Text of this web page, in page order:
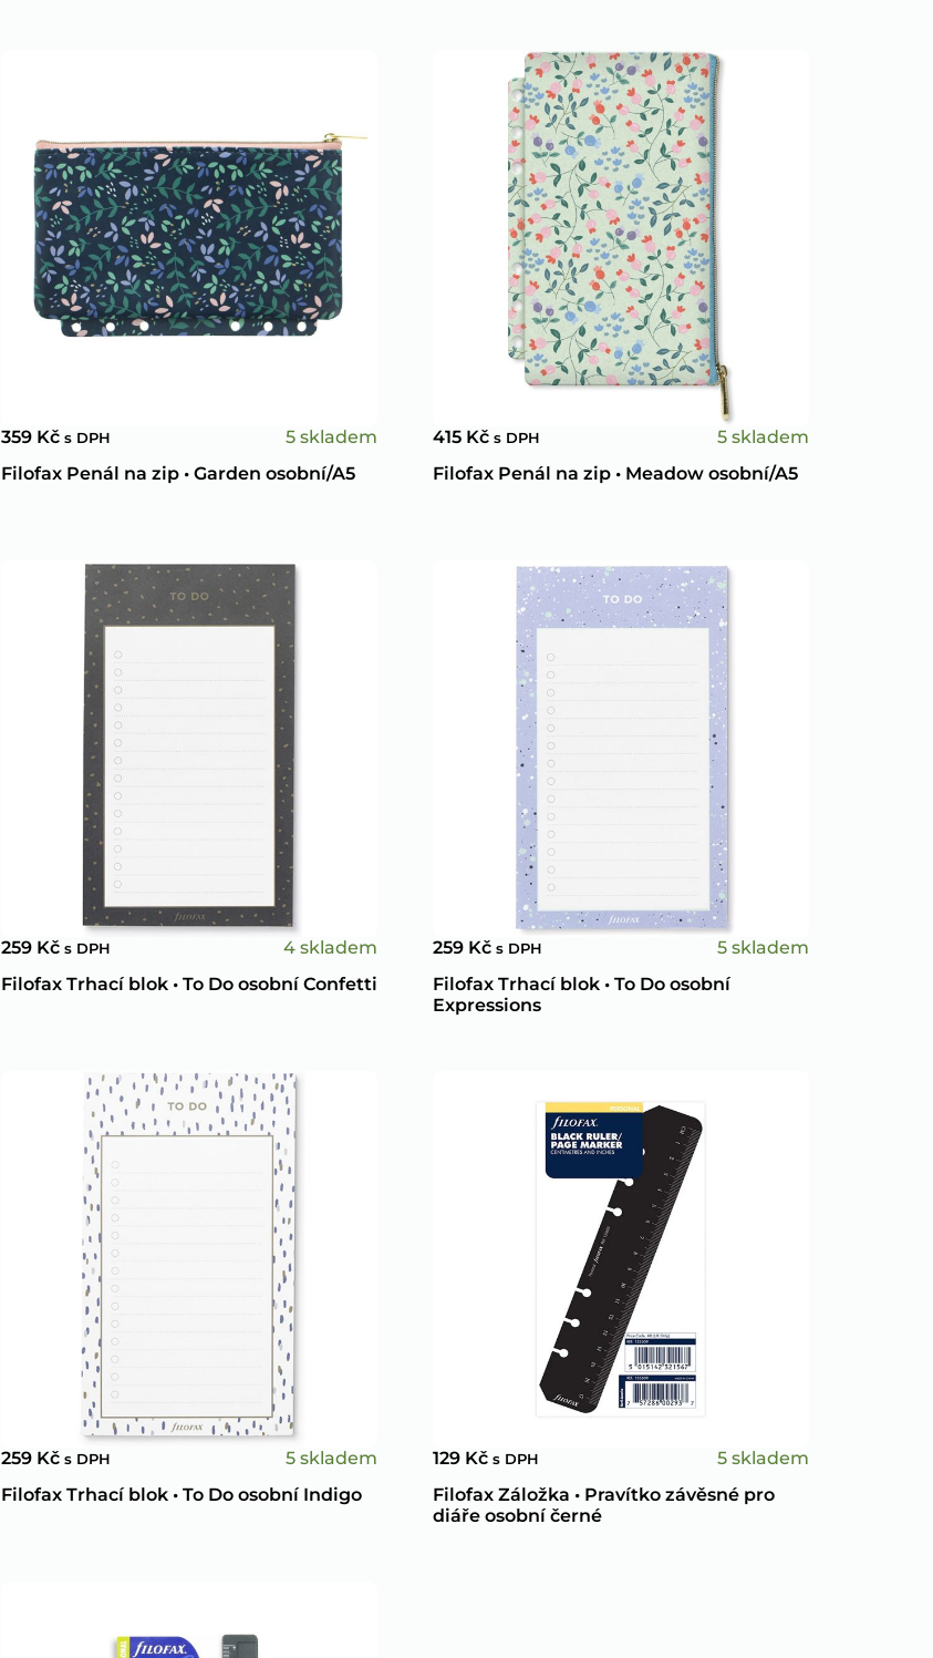
359 Kč s DPH
5 skladem
Filofax Penál na zip • Garden osobní/A5
415 Kč s DPH
5 skladem
Filofax Penál na zip • Meadow osobní/A5
259 Kč s DPH
4 skladem
Filofax Trhací blok • To Do osobní Confetti
259 Kč s DPH
5 skladem
Filofax Trhací blok • To Do osobní
Expressions
259 Kč s DPH
5 skladem
Filofax Trhací blok • To Do osobní Indigo
129 Kč s DPH
5 skladem
Filofax Záložka • Pravítko závěsné pro
diáře osobní černé